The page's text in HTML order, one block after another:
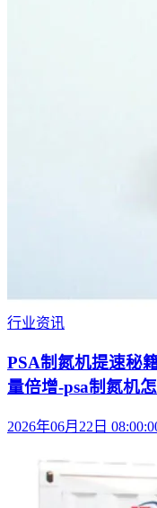
行业资讯
PSA制氮机提速秘
量倍增-psa制氮机
2026年06月22日